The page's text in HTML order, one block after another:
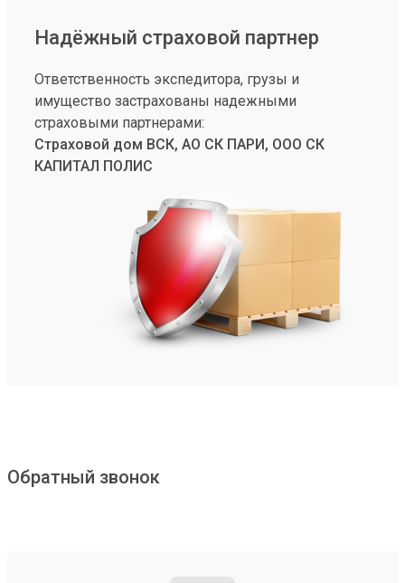
Надёжный страховой партнер
Ответственность экспедитора, грузы и
имущество застрахованы надежными
страховыми партнерами:
Страховой дом ВСК, АО СК ПАРИ, ООО СК
КАПИТАЛ ПОЛИС
Обратный звонок